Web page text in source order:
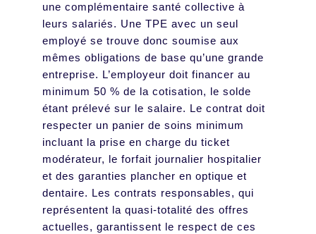
une complémentaire santé collective à
leurs salariés. Une TPE avec un seul
employé se trouve donc soumise aux
mêmes obligations de base qu’une grande
entreprise. L’employeur doit financer au
minimum 50 % de la cotisation, le solde
étant prélevé sur le salaire. Le contrat doit
respecter un panier de soins minimum
incluant la prise en charge du ticket
modérateur, le forfait journalier hospitalier
et des garanties plancher en optique et
dentaire. Les contrats responsables, qui
représentent la quasi-totalité des offres
actuelles, garantissent le respect de ces